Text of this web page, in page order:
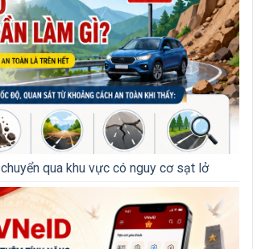
qua khu vực có nguy cơ sạt lở